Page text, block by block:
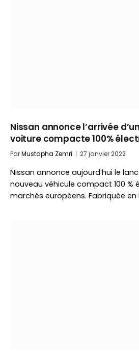
Nissan annonce l’arrivée
voiture compacte 100%
ParMustapha Zemri 27 janvier 2022
Nissan annonce aujourd’hui le
nouveau véhicule compact 100 %
marchés européens. Fabriquée en